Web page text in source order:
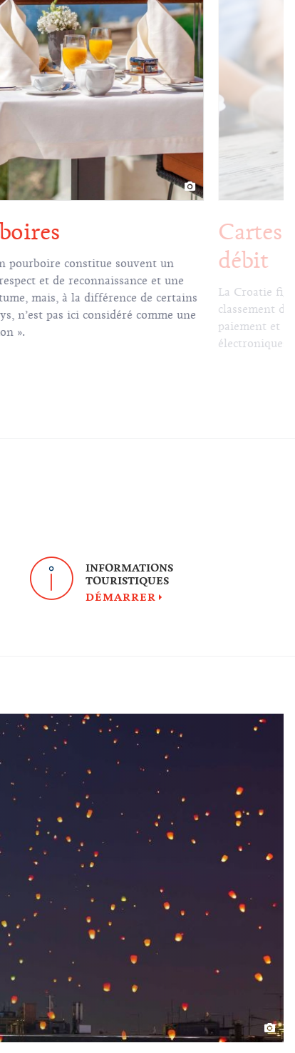
pourboire constitue souvent un
et de reconnaissance et une
mais, à la différence de certains
n’est pas ici considéré comme une
».
Cartes
débit
La Croatie
classement
paiement et
électroniques
INFORMATIONS
TOURISTIQUES
DÉMARRER